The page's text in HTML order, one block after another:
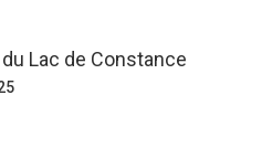
Lac de Constance